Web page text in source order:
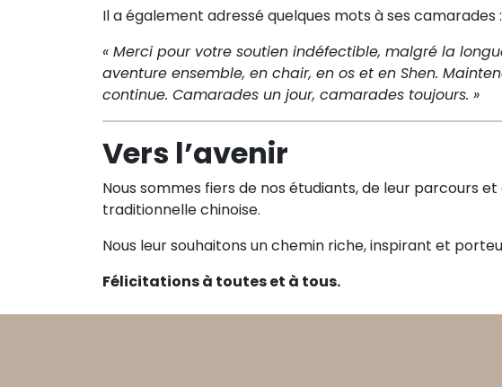
Il a également adressé quelques mots à ses camarades :
« Merci pour votre soutien indéfectible, malgré la
aventure ensemble, en chair, en os et en Shen.
continue. Camarades un jour, camarades toujours. »
Vers l’avenir
Nous sommes fiers de nos étudiants, de leur parcours
traditionnelle chinoise.
Nous leur souhaitons un chemin riche, inspirant et
Félicitations à toutes et à tous.